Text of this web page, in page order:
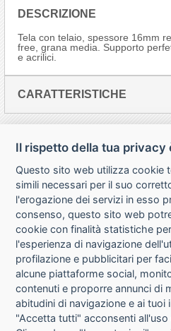
DESCRIZIONE
Tela con telaio, spessore 16mm
free, grana media. Supporto
e acrilici.
CARATTERISTICHE
CHI
CONDIZIONI
Il rispetto della tua privacy
Questo sito web utilizza cookie
simili necessari per il suo
l'erogazione dei servizi in esso
consenso, questo sito web
cookie con finalità statistiche
l'esperienza di navigazione
profilazione e pubblicitari per
alcune piattaforme social,
contenuti e proporre annunci di
abitudini di navigazione e ai tuoi
"Accetta tutti" acconsenti